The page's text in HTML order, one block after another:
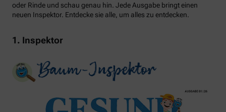
oder Rinde und schau genau hin. Jede Ausgabe bringt einen
neuen Inspektor. Entdecke sie alle, um alles zu entdecken.
1. Inspektor